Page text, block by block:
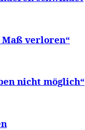
verloren“
nicht möglich“